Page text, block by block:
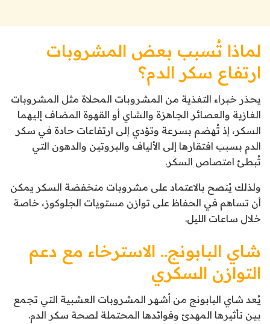
لماذا تُسبب بعض المشروبات
ارتفاع سكر الدم؟
يحذر خبراء التغذية من المشروبات المحلاة مثل المشروبات
الغازية والعصائر الجاهزة والشاي أو القهوة المضاف إليهما
السكر، إذ تُهضم بسرعة وتؤدي إلى ارتفاعات حادة في سكر
الدم بسبب افتقارها إلى الألياف والبروتين والدهون التي
تُبطئ امتصاص السكر.
ولذلك يُنصح بالاعتماد على مشروبات منخفضة السكر يمكن
أن تساهم في الحفاظ على توازن مستويات الجلوكوز، خاصة
خلال ساعات الليل.
شاي البابونج.. الاسترخاء مع دعم
التوازن السكري
يُعد شاي البابونج من أشهر المشروبات العشبية التي تجمع
بين تأثيرها المهدئ وفوائدها المحتملة لصحة سكر الدم.